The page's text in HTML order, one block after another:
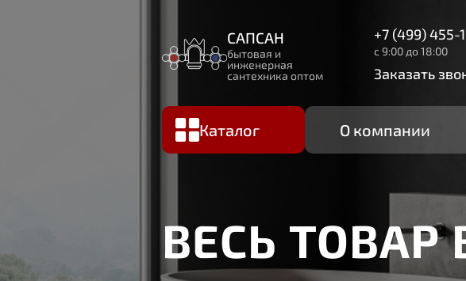
САПСАН
бытовая и
инженерная
сантехника оптом
+7 (499) 455-
с 9:00 до 18:00
Заказать
Каталог О компании
ВЕСЬ ТОВАР